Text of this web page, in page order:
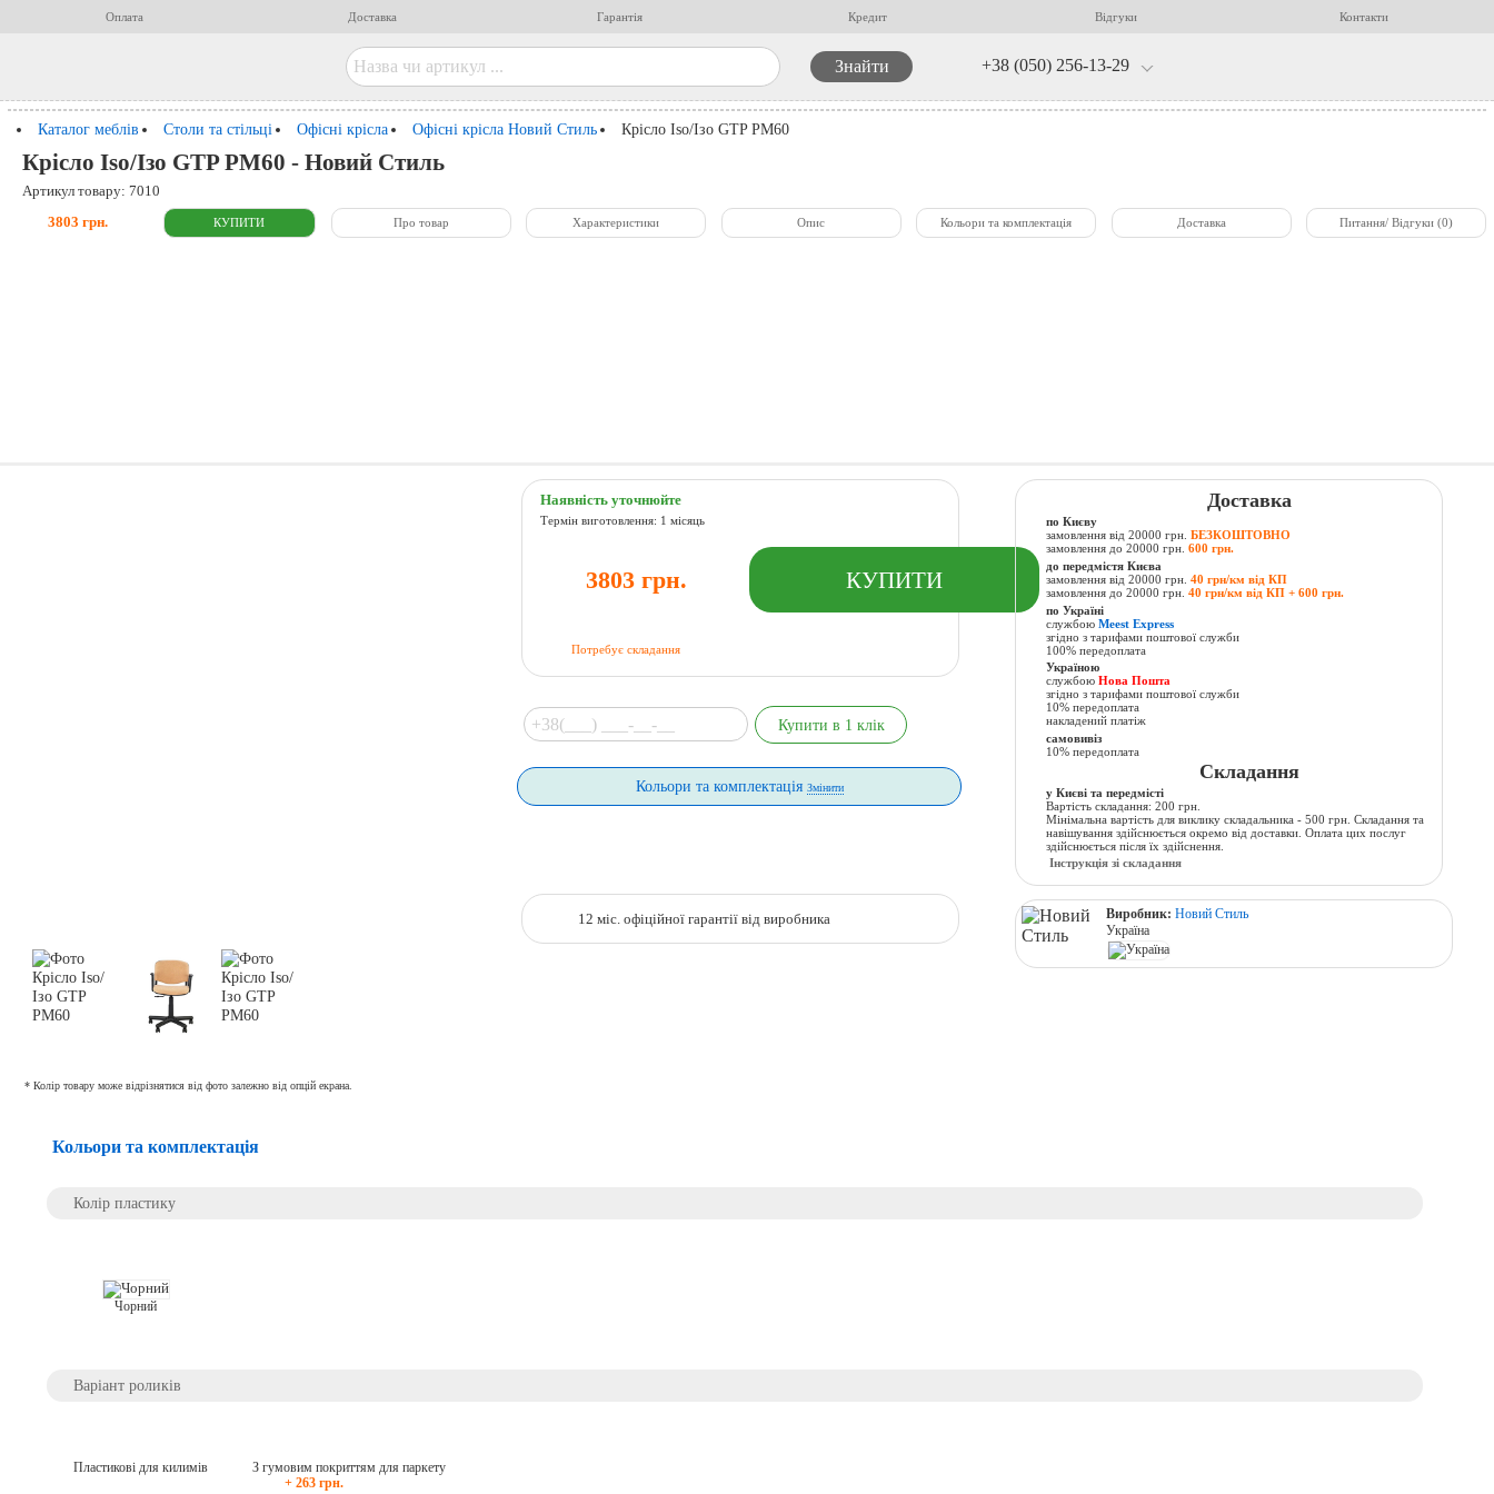
Оплата Доставка Гарантія Кредит Відгуки Контакти
+38 (050) 256-13-29
Каталог меблів Столи та стільці Офісні крісла Офісні крісла Новий Стиль Крісло Iso/Ізо GTP PM60
Крісло Iso/Ізо GTP PM60 - Новий Стиль
Артикул товару: 7010
3803 грн. Про товар Характеристики Опис Кольори та комплектація Доставка Питання/ Відгуки (0)
* Колір товару може відрізнятися від фото залежно від опцій екрана.
Наявність уточнюйте
Термін виготовлення: 1 місяць
3803 грн.
Потребує складання
Кольори та комплектація Змінити
12 міс. офіційної гарантії від виробника
Доставка
по Києву
замовлення від 20000 грн. БЕЗКОШТОВНО
замовлення до 20000 грн. 600 грн.
до передмістя Києва
замовлення від 20000 грн. 40 грн/км від КП
замовлення до 20000 грн. 40 грн/км від КП + 600 грн.
по Україні
службою Meest Express
згідно з тарифами поштової служби
100% передоплата
Україною
службою Нова Пошта
згідно з тарифами поштової служби
10% передоплата
накладений платіж
самовивіз
10% передоплата
Складання
у Києві та передмісті
Вартість складання: 200 грн.
Мінімальна вартість для виклику складальника - 500 грн. Складання та
навішування здійснюється окремо від доставки. Оплата цих послуг
здійснюється після їх здійснення.
Інструкція зі складання
Виробник: Новий Стиль
Україна
Кольори та комплектація
Колір пластику
Чорний
Варіант роликів
Пластикові для килимів
З гумовим покриттям для паркету
+ 263 грн.